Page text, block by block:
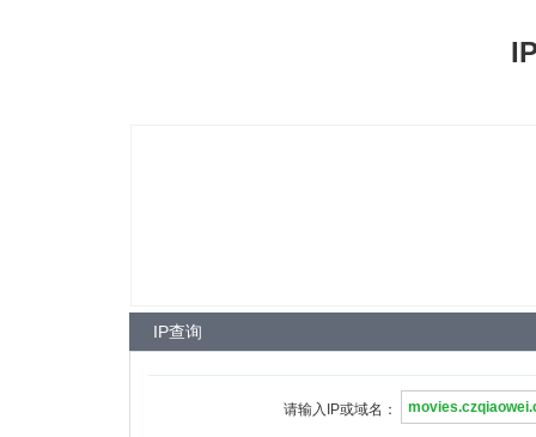
IP查询
请输入IP或域名：